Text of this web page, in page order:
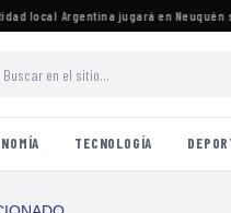
local·Argentina jugará en Neuquén su
TECNOLOGÍA